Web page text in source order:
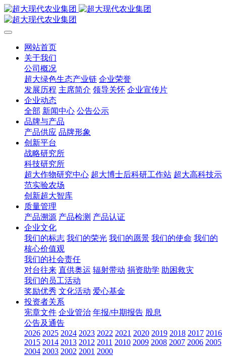
网站首页
关于我们
公司概况
超大绿色生态产业链 企业荣誉
发展历程 主席简介 领导关怀 企业宣传片
企业动态
全部 新闻中心 公告公示
品牌与产品
产品供应 品牌形象
创新平台
战略研究所
科技研究所
超大作物研究中心 超大博士后科研工作站 超大高科技示
范实验农场
创新超大智库
质量管理
产品溯源 产品检测 产品认证
企业文化
我们的标志 我们的荣光 我们的愿景 我们的使命 我们的
核心价值观
我们的社会责任
对台往来 直供奥运 辐射带动 捐资助学 助困救灾
我们的员工活动
奖励优秀 文化活动 爱心基金
投资者关系
宪章文件 企业管治 年报/中期报告 股息
公告及通告
2026 2025 2024 2023 2022 2021 2020 2019 2018 2017 2016
2015 2014 2013 2012 2011 2010 2009 2008 2007 2006 2005
2004 2003 2002 2001 2000